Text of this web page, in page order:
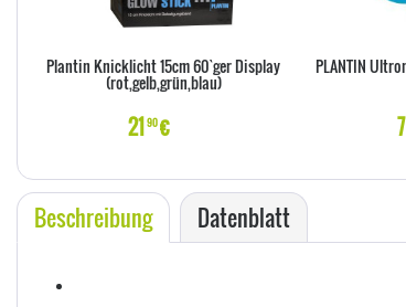
Plantin Knicklicht 15cm 60`ger Display
(rot,gelb,grün,blau)
21 90€
PLANTIN
7
Beschreibung Datenblatt